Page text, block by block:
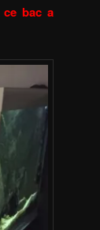
ce bac a